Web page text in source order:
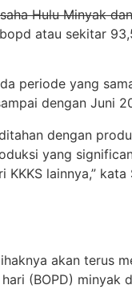
Hulu Minyak
atau sekitar
periode yang
dengan Juni
dengan
yang
lainnya,”
akan
(BOPD)